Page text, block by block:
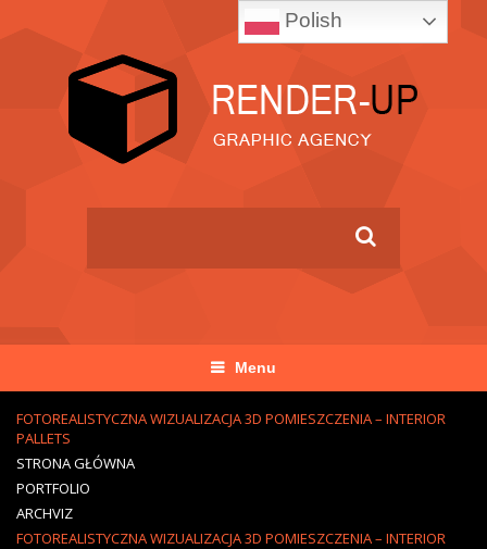
Menu
FOTOREALISTYCZNA WIZUALIZACJA 3D POMIESZCZENIA – INTERIOR
PALLETS
STRONA GŁÓWNA
PORTFOLIO
ARCHVIZ
FOTOREALISTYCZNA WIZUALIZACJA 3D POMIESZCZENIA – INTERIOR
Polish